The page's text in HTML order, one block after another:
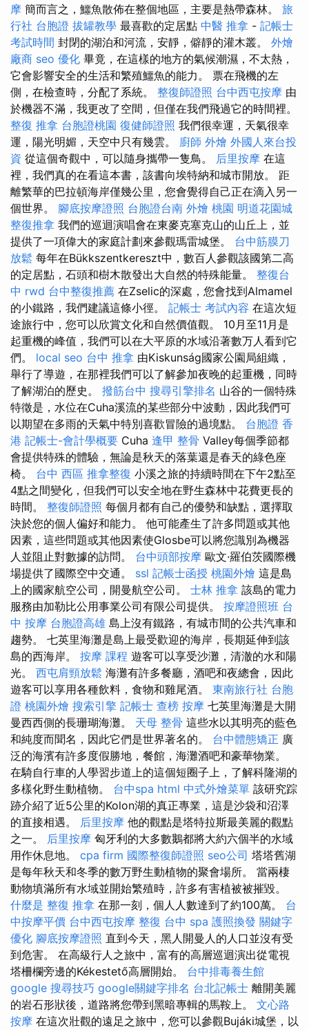
摩 簡而言之，鱷魚散佈在整個地區，主要是熱帶森林。 旅
行社 台胞證 拔罐教學 最喜歡的定居點 中醫 推拿 - 記帳士
考試時間 封閉的湖泊和河流，安靜，僻靜的灌木叢。 外燴
廠商 seo 優化 畢竟，在這樣的地方的氣候潮濕，不太熱，
它會影響安全的生活和繁殖鱷魚的能力。 票在飛機的左
側，在檢查時，分配了系統。 整復師證照 台中西屯按摩 由
於機器不滿，我更改了空間，但僅在我們飛過它的時間裡。
整復 推拿 台胞證桃園 復健師證照 我們很幸運，天氣很幸
運，陽光明媚，天空中只有幾雲。 廚師 外燴 外國人來台投
資 從這個奇觀中，可以隨身攜帶一隻鳥。 后里按摩 在這
裡，我們真的在看這本書，該書向埃特納和城市開放。 距
離繁華的巴拉頓海岸僅幾公里，您會覺得自己正在滴入另一
個世界。 腳底按摩證照 台胞證台南 外燴 桃園 明道花園城
整復推拿 我們的巡迴演唱會在東麥克塞克山的山丘上，並
提供了一項偉大的家庭計劃來參觀瑪雷城堡。 台中筋膜刀
放鬆 每年在Bükkszentkereszt中，數百人參觀該國第二高
的定居點，石頭和樹木散發出大自然的特殊能量。 整復台
中 rwd 台中整復推薦 在Zselic的深處，您會找到Almamel
的小鐵路，我們建議這條小徑。 記帳士 考試內容 在這次短
途旅行中，您可以欣賞文化和自然價值觀。 10月至11月是
起重機的峰值，我們可以在大平原的水域沿著數万人看到它
們。 local seo 台中 推拿 由Kiskunság國家公園局組織，
舉行了導遊，在那裡我們可以了解參加夜晚的起重機，同時
了解湖泊的歷史。 撥筋台中 搜尋引擎排名 山谷的一個特殊
特徵是，水位在Cuha溪流的某些部分中波動，因此我們可
以期望在多雨的天氣中特別喜歡冒險的過境點。 台胞證 香
港 記帳士-會計學概要 Cuha 逢甲 整骨 Valley每個季節都
會提供特殊的體驗，無論是秋天的落葉還是春天的綠色座
椅。 台中 西區 推拿整復 小溪之旅的持續時間在下午2點至
4點之間變化，但我們可以安全地在野生森林中花費更長的
時間。 整復師證照 每個月都有自己的優勢和缺點，選擇取
決於您的個人偏好和能力。 他可能產生了許多問題或其他
因素，這些問題或其他因素使Glosbe可以將您識別為機器
人並阻止對數據的訪問。 台中頭部按摩 歐文·羅伯茨國際機
場提供了國際空中交通。 ssl 記帳士函授 桃園外燴 這是島
上的國家航空公司，開曼航空公司。 士林 推拿 該島的電力
服務由加勒比公用事業公司有限公司提供。 按摩證照班 台
中 按摩 台胞證高雄 島上沒有鐵路，有城市間的公共汽車和
趨勢。 七英里海灘是島上最受歡迎的海岸，長期延伸到該
島的西海岸。 按摩 課程 遊客可以享受沙灘，清澈的水和陽
光。 西屯肩頸放鬆 海灘有許多餐廳，酒吧和夜總會，因此
遊客可以享用各種飲料，食物和雞尾酒。 東南旅行社 台胞
證 桃園外燴 搜索引擎 記帳士 查榜 按摩 七英里海灘是大開
曼西西側的長珊瑚海灘。 天母 整骨 這些水以其明亮的藍色
和純度而聞名，因此它們是世界著名的。 台中體態矯正 廣
泛的海濱有許多度假勝地，餐館，海灘酒吧和豪華物業。
在騎自行車的人學習步道上的這個短圈子上，了解科隆湖的
多樣化野生動植物。 台中spa html 中式外燴菜單 該研究踪
跡介紹了近5公里的Kolon湖的真正專業，這是沙袋和沼澤
的直接相遇。 后里按摩 他的觀點是塔特拉斯最美麗的觀點
之一。 后里按摩 匈牙利的大多數鵝都將大約六個半的水域
用作休息地。 cpa firm 國際整復師證照 seo公司 塔塔舊湖
是每年秋天和冬季的數万野生動植物的聚會場所。 當兩棲
動物填滿所有水域並開始繁殖時，許多有害植被被摧毀。
什麼是 整復 推拿 在那一刻，個人人數達到了約100萬。 台
中按摩平價 台中西屯按摩 整復 台中 spa 護照換發 關鍵字
優化 腳底按摩證照 直到今天，黑人開曼人的人口並沒有受
到危害。 在高級行人之旅中，富有的高層巡迴演出從電視
塔柵欄旁邊的Kékestető高層開始。 台中排毒養生館
google 搜尋技巧 google關鍵字排名 台北記帳士 離開美麗
的岩石形狀後，道路將您帶到黑暗專輯的馬鞍上。 文心路
按摩 在這次壯觀的遠足之旅中，您可以參觀Bujáki城堡，以